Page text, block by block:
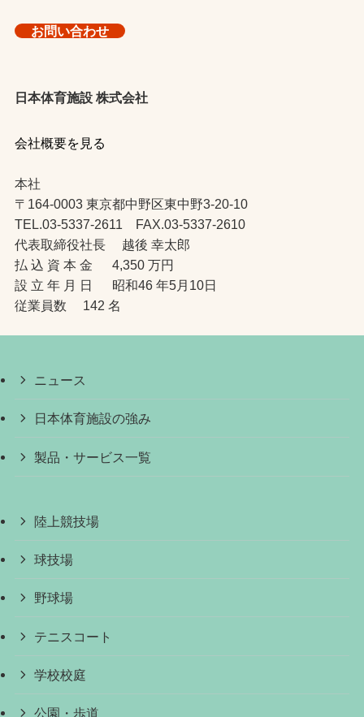
お問い合わせ
日本体育施設 株式会社
会社概要を見る
本社
〒164-0003 東京都中野区東中野3-20-10
TEL.03-5337-2611 FAX.03-5337-2610
代表取締役社長 越後 幸太郎
払 込 資 本 金 4,350 万円
設 立 年 月 日 昭和46 年5月10日
従業員数 142 名
ニュース
日本体育施設の強み
製品・サービス一覧
陸上競技場
球技場
野球場
テニスコート
学校校庭
公園・歩道